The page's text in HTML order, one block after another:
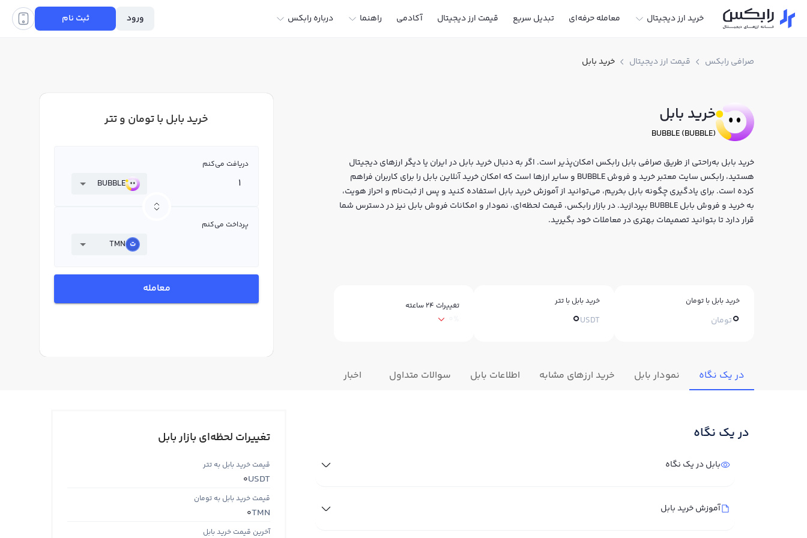
خرید ارز دیجیتال معامله حرفه‌ای تبدیل سریع قیمت ارز دیجیتال آکادمی راهنما درباره رابکس ورود ثبت نام
صرافی رابکس قیمت ارز دیجیتال خرید بابل
خرید بابل
BUBBLE (BUBBLE)
خرید بابل به‌راحتی از طریق صرافی بابل رابکس امکان‌پذیر است. اگر به دنبال خرید بابل در ایران یا دیگر ارزهای دیجیتال
هستید، رابکس سایت معتبر خرید و فروش BUBBLE و سایر ارزها است که امکان خرید آنلاین بابل را برای کاربران فراهم
کرده است. برای یادگیری چگونه بابل بخریم، می‌توانید از آموزش خرید بابل استفاده کنید و پس از ثبت‌نام و احراز هویت،
به خرید و فروش بابل BUBBLE بپردازید. در بازار رابکس، قیمت لحظه‌ای، نمودار و امکانات فروش بابل نیز در دسترس شما
قرار دارد تا بتوانید تصمیمات بهتری در معاملات خود بگیرید.
خرید بابل با تومان
0تومان
خرید بابل با تتر
0USDT
تغییرات ۲۴ ساعته
خرید بابل با تومان و تتر
دریافت می‌کنم
BUBBLE
پرداخت می‌کنم
TMN
معامله
در یک نگاه نمودار بابل خرید ارزهای مشابه اطلاعات بابل سوالات متداول اخبار
در یک نگاه
بابل در یک نگاه
آموزش خرید بابل
تغییرات لحظه‌ای بازار بابل
قیمت خرید بابل به تتر
USDT
0
قیمت خرید بابل به تومان
TMN
0
آخرین قیمت خرید بابل